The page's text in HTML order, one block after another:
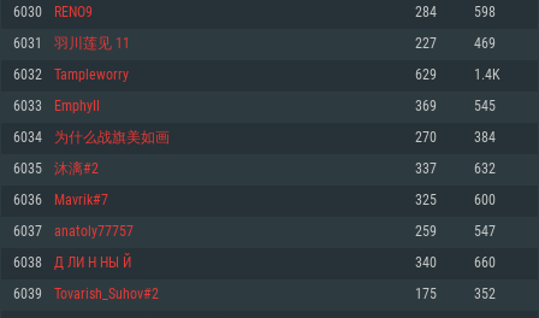
메모리: 4GB
그래픽 카드: DirectX 11 이상을 지원하는 AMD Radeon 77XX / NVIDIA
GeForce GT 660. 최소 사양 해상도: 720p
네트워크: 브로드밴드 인터넷
여유 저장 공간: 22.1 GB (최소 클라이언트)
권장 사양
메모리: 6 GB
그래픽 카드: Metal 을 지원하는 Intel Iris Pro 5200 (Mac), 혹은 이와 비슷한 성
능을 가지는 Mac 버전의 AMD/Nvidia. 최소 해상도: 720p
네트워크: 브로드밴드 인터넷
여유 저장 공간: 22.1 GB (최소 클라이언트)
권장 사양
메모리: 4 GB
그래픽 카드: Vulkan 을 지원하고, 최신 그래픽 드라이버를 지원하는 NVIDIA
660 (6개월 미만) 혹은 그와 동급의 성능을 가지며 최신 그래픽 드라이버를 지
원하는 AMD (6개월 미만; 최소사양 지원 해상도 720p)
네트워크: 브로드밴드 인터넷
여유 저장 공간: 22.1 GB (최소 클라이언트)
권장 사양
운영체제: Ubuntu 20.04 64bit
프로세서: Intel Core i7
메모리: 16 GB
6030 RENO9 284 598
6031 羽川莲见 11 227 469
6032 Tampleworry 629 1.4K
6033 EmphyII 369 545
6034 为什么战旗美如画 270 384
6035 沐漓#2 337 632
6036 Mavrik#7 325 600
6037 anatoly77757 259 547
6038 Д ЛИ Н НЫ Й 340 660
6039 Tovarish_Suhov#2 175 352